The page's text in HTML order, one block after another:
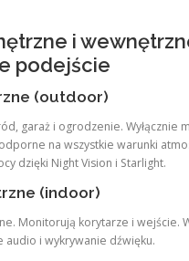
i
podejście
(outdoor)
garaż i ogrodzenie. Wyłącznie
na wszystkie warunki
dzięki Night Vision i Starlight.
(indoor)
Monitorują korytarze i wejście.
i wykrywanie dźwięku.